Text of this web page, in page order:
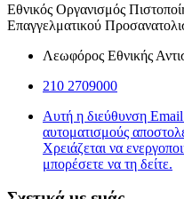
Εθνικός Οργανισμός
Επαγγελματικού
Λεωφόρος Εθνικής
210 2709000
Αυτή η διεύθυνση Email
αυτοματισμούς
Χρειάζεται να
μπορέσετε να τη δείτε.